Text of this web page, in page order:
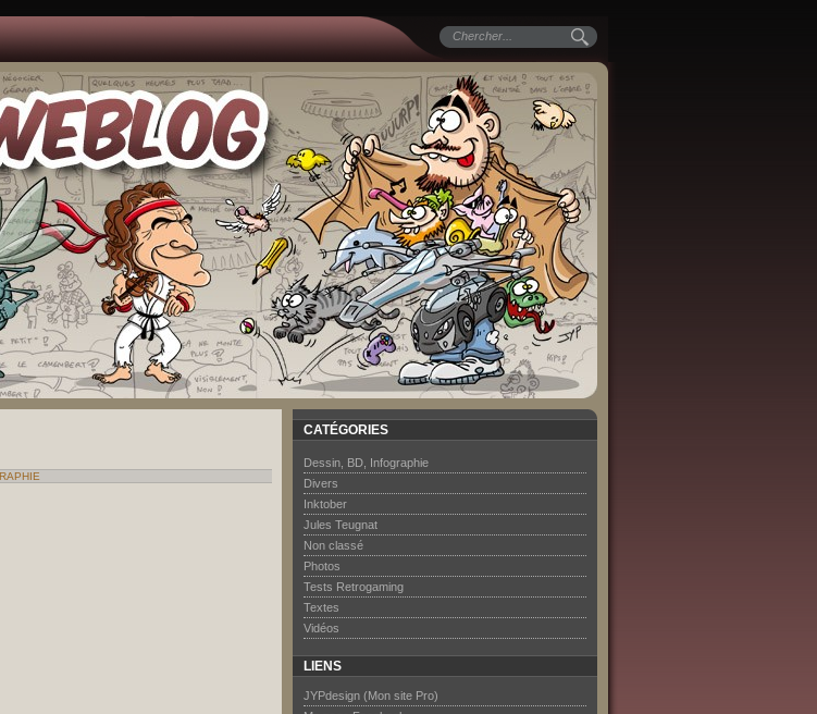
CATÉGORIES
Dessin, BD, Infographie
Divers
Inktober
Jules Teugnat
Non classé
Photos
Tests Retrogaming
Textes
Vidéos
LIENS
JYPdesign (Mon site Pro)